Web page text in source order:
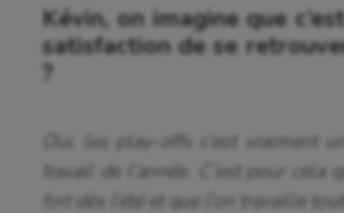
Kévin, on imagine que
satisfaction de se
?
Oui, les play-offs c’est vraiment
travail de l’année. C’est pour cela
fort dès l’été et que l’on travaille